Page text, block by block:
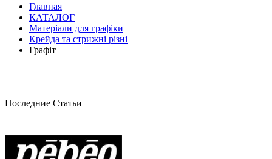
Главная
КАТАЛОГ
Матеріали для графіки
Крейда та стрижні різні
Графіт
Последние Статьи